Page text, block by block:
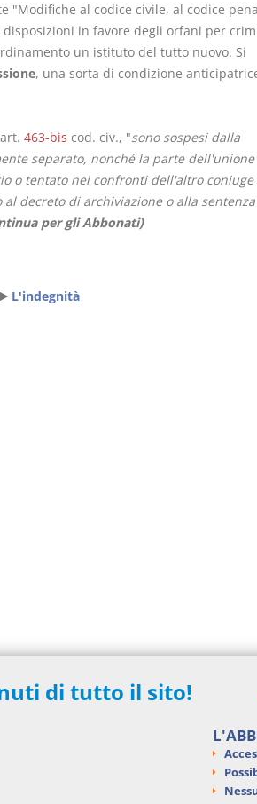
"Modifiche al codice civile, al codice
in favore degli orfani per
un istituto del tutto nuovo. Si
, una sorta di condizione
463-bis cod. civ., "sono sospesi dalla
separato, nonché la parte dell'unione
o tentato nei confronti dell'altro coniuge
decreto di archiviazione o alla sentenza
per gli Abbonati)
L'indegnità
€
D. Minussi
Versione ebook€
5,99 (iva incl.)
di tutto il sito!